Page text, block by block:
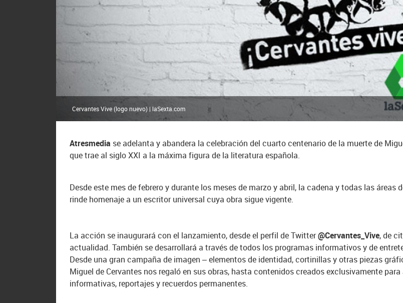
Cervantes Vive (logo nuevo) | laSexta.com
Atresmedia se adelanta y abandera la celebración del cuarto centenario de la muerte de
que trae al siglo XXI a la máxima figura de la literatura española.
Desde este mes de febrero y durante los meses de marzo y abril, la cadena y todas las
rinde homenaje a un escritor universal cuya obra sigue vigente.
La acción se inaugurará con el lanzamiento, desde el perfil de Twitter@Cervantes_Vive, de
actualidad. También se desarrollará a través de todos los programas informativos y de
Desde una gran campaña de imagen – elementos de identidad, cortinillas y otras piezas
Miguel de Cervantes nos regaló en sus obras, hasta contenidos creados exclusivamente
informativas, reportajes y recuerdos permanentes.